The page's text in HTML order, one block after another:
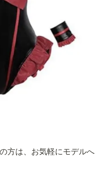
方は、お気軽にモデルへ